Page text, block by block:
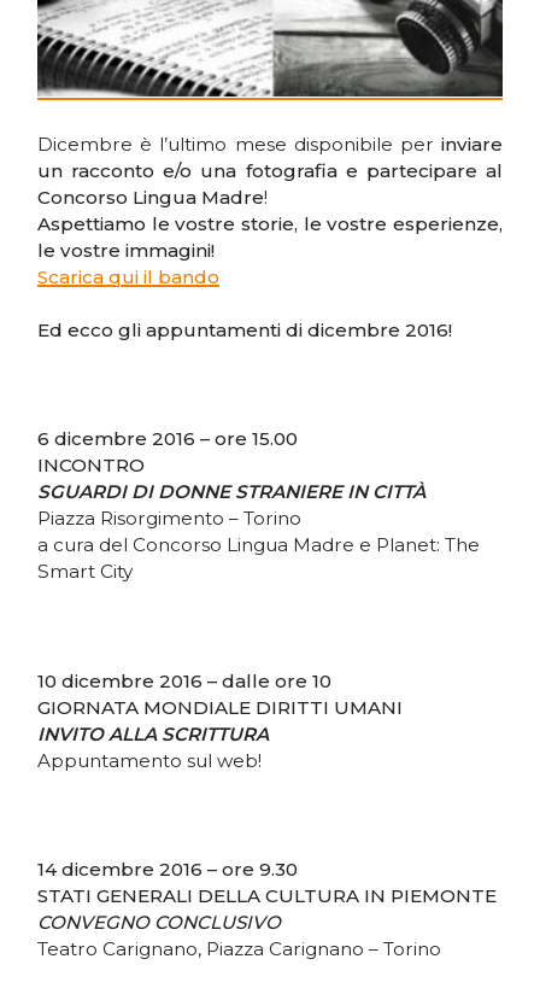
Dicembre è l’ultimo mese disponibile per inviare
un racconto e/o una fotografia e partecipare al
Concorso Lingua Madre!
Aspettiamo le vostre storie, le vostre esperienze,
le vostre immagini!
Scarica qui il bando
Ed ecco gli appuntamenti di dicembre 2016!
6 dicembre 2016 – ore 15.00
INCONTRO
SGUARDI DI DONNE STRANIERE IN CITTÀ
Piazza Risorgimento – Torino
a cura del Concorso Lingua Madre e Planet: The
Smart City
10 dicembre 2016 – dalle ore 10
GIORNATA MONDIALE DIRITTI UMANI
INVITO ALLA SCRITTURA
Appuntamento sul web!
14 dicembre 2016 – ore 9.30
STATI GENERALI DELLA CULTURA IN PIEMONTE
CONVEGNO CONCLUSIVO
Teatro Carignano, Piazza Carignano – Torino